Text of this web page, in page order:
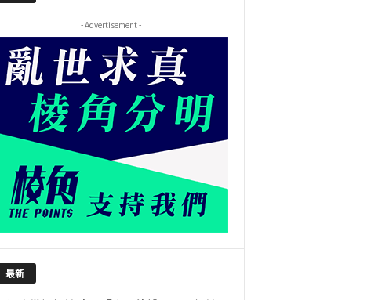
- Advertisement -
最新